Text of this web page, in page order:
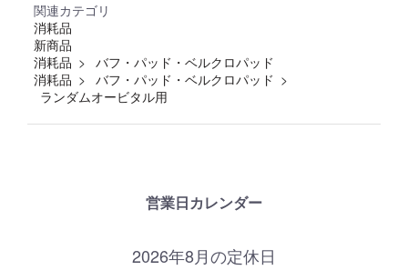
関連カテゴリ
消耗品
新商品
消耗品
バフ・パッド・ベルクロパッド
消耗品
バフ・パッド・ベルクロパッド
ランダムオービタル用
営業日カレンダー
2026年8月の定休日